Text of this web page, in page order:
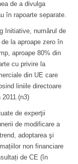
de a divulga
în rapoarte separate.
Initiative, numărul de
la aproape zero în
aproape 80% din
cu privire la
din UE care
liniile directoare
de experţii
de modificare a
adoptarea şi
non financiare
de CE (în